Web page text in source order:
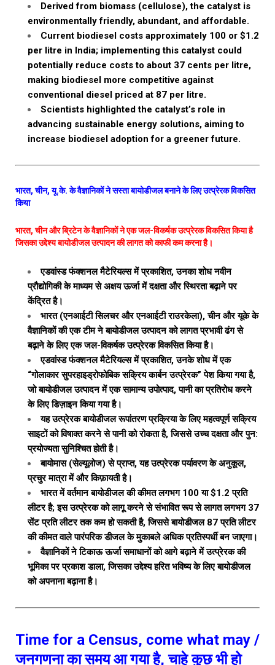
Derived from biomass (cellulose), the catalyst is
environmentally friendly, abundant, and affordable.
Current biodiesel costs approximately ₹100 or $1.2
per litre in India; implementing this catalyst could
potentially reduce costs to about 37 cents per litre,
making biodiesel more competitive against
conventional diesel priced at ₹87 per litre.
Scientists highlighted the catalyst’s role in
advancing sustainable energy solutions, aiming to
increase biodiesel adoption for a greener future.
भारत, चीन, यू.के. के वैज्ञानिकों ने सस्ता बायोडीजल बनाने के लिए उत्प्रेरक विकसित
किया
भारत, चीन और ब्रिटेन के वैज्ञानिकों ने एक जल-विकर्षक उत्प्रेरक विकसित किया है
जिसका उद्देश्य बायोडीजल उत्पादन की लागत को काफी कम करना है।
एडवांस्ड फंक्शनल मैटेरियल्स में प्रकाशित, उनका शोध नवीन
प्रौद्योगिकी के माध्यम से अक्षय ऊर्जा में दक्षता और स्थिरता बढ़ाने पर
केंद्रित है।
भारत (एनआईटी सिलचर और एनआईटी राउरकेला), चीन और यूके के
वैज्ञानिकों की एक टीम ने बायोडीजल उत्पादन को लागत प्रभावी ढंग से
बढ़ाने के लिए एक जल-विकर्षक उत्प्रेरक विकसित किया है।
एडवांस्ड फंक्शनल मैटेरियल्स में प्रकाशित, उनके शोध में एक
“गोलाकार सुपरहाइड्रोफोबिक सक्रिय कार्बन उत्प्रेरक” पेश किया गया है,
जो बायोडीजल उत्पादन में एक सामान्य उपोत्पाद, पानी का प्रतिरोध करने
के लिए डिज़ाइन किया गया है।
यह उत्प्रेरक बायोडीजल रूपांतरण प्रक्रिया के लिए महत्वपूर्ण सक्रिय
साइटों को विषाक्त करने से पानी को रोकता है, जिससे उच्च दक्षता और पुन:
प्रयोज्यता सुनिश्चित होती है।
बायोमास (सेल्यूलोज) से प्राप्त, यह उत्प्रेरक पर्यावरण के अनुकूल,
प्रचुर मात्रा में और किफ़ायती है।
भारत में वर्तमान बायोडीजल की कीमत लगभग ₹100 या $1.2 प्रति
लीटर है; इस उत्प्रेरक को लागू करने से संभावित रूप से लागत लगभग 37
सेंट प्रति लीटर तक कम हो सकती है, जिससे बायोडीजल ₹87 प्रति लीटर
की कीमत वाले पारंपरिक डीजल के मुकाबले अधिक प्रतिस्पर्धी बन जाएगा।
वैज्ञानिकों ने टिकाऊ ऊर्जा समाधानों को आगे बढ़ाने में उत्प्रेरक की
भूमिका पर प्रकाश डाला, जिसका उद्देश्य हरित भविष्य के लिए बायोडीजल
को अपनाना बढ़ाना है।
Time for a Census, come what may /
जनगणना का समय आ गया है, चाहे कुछ भी हो